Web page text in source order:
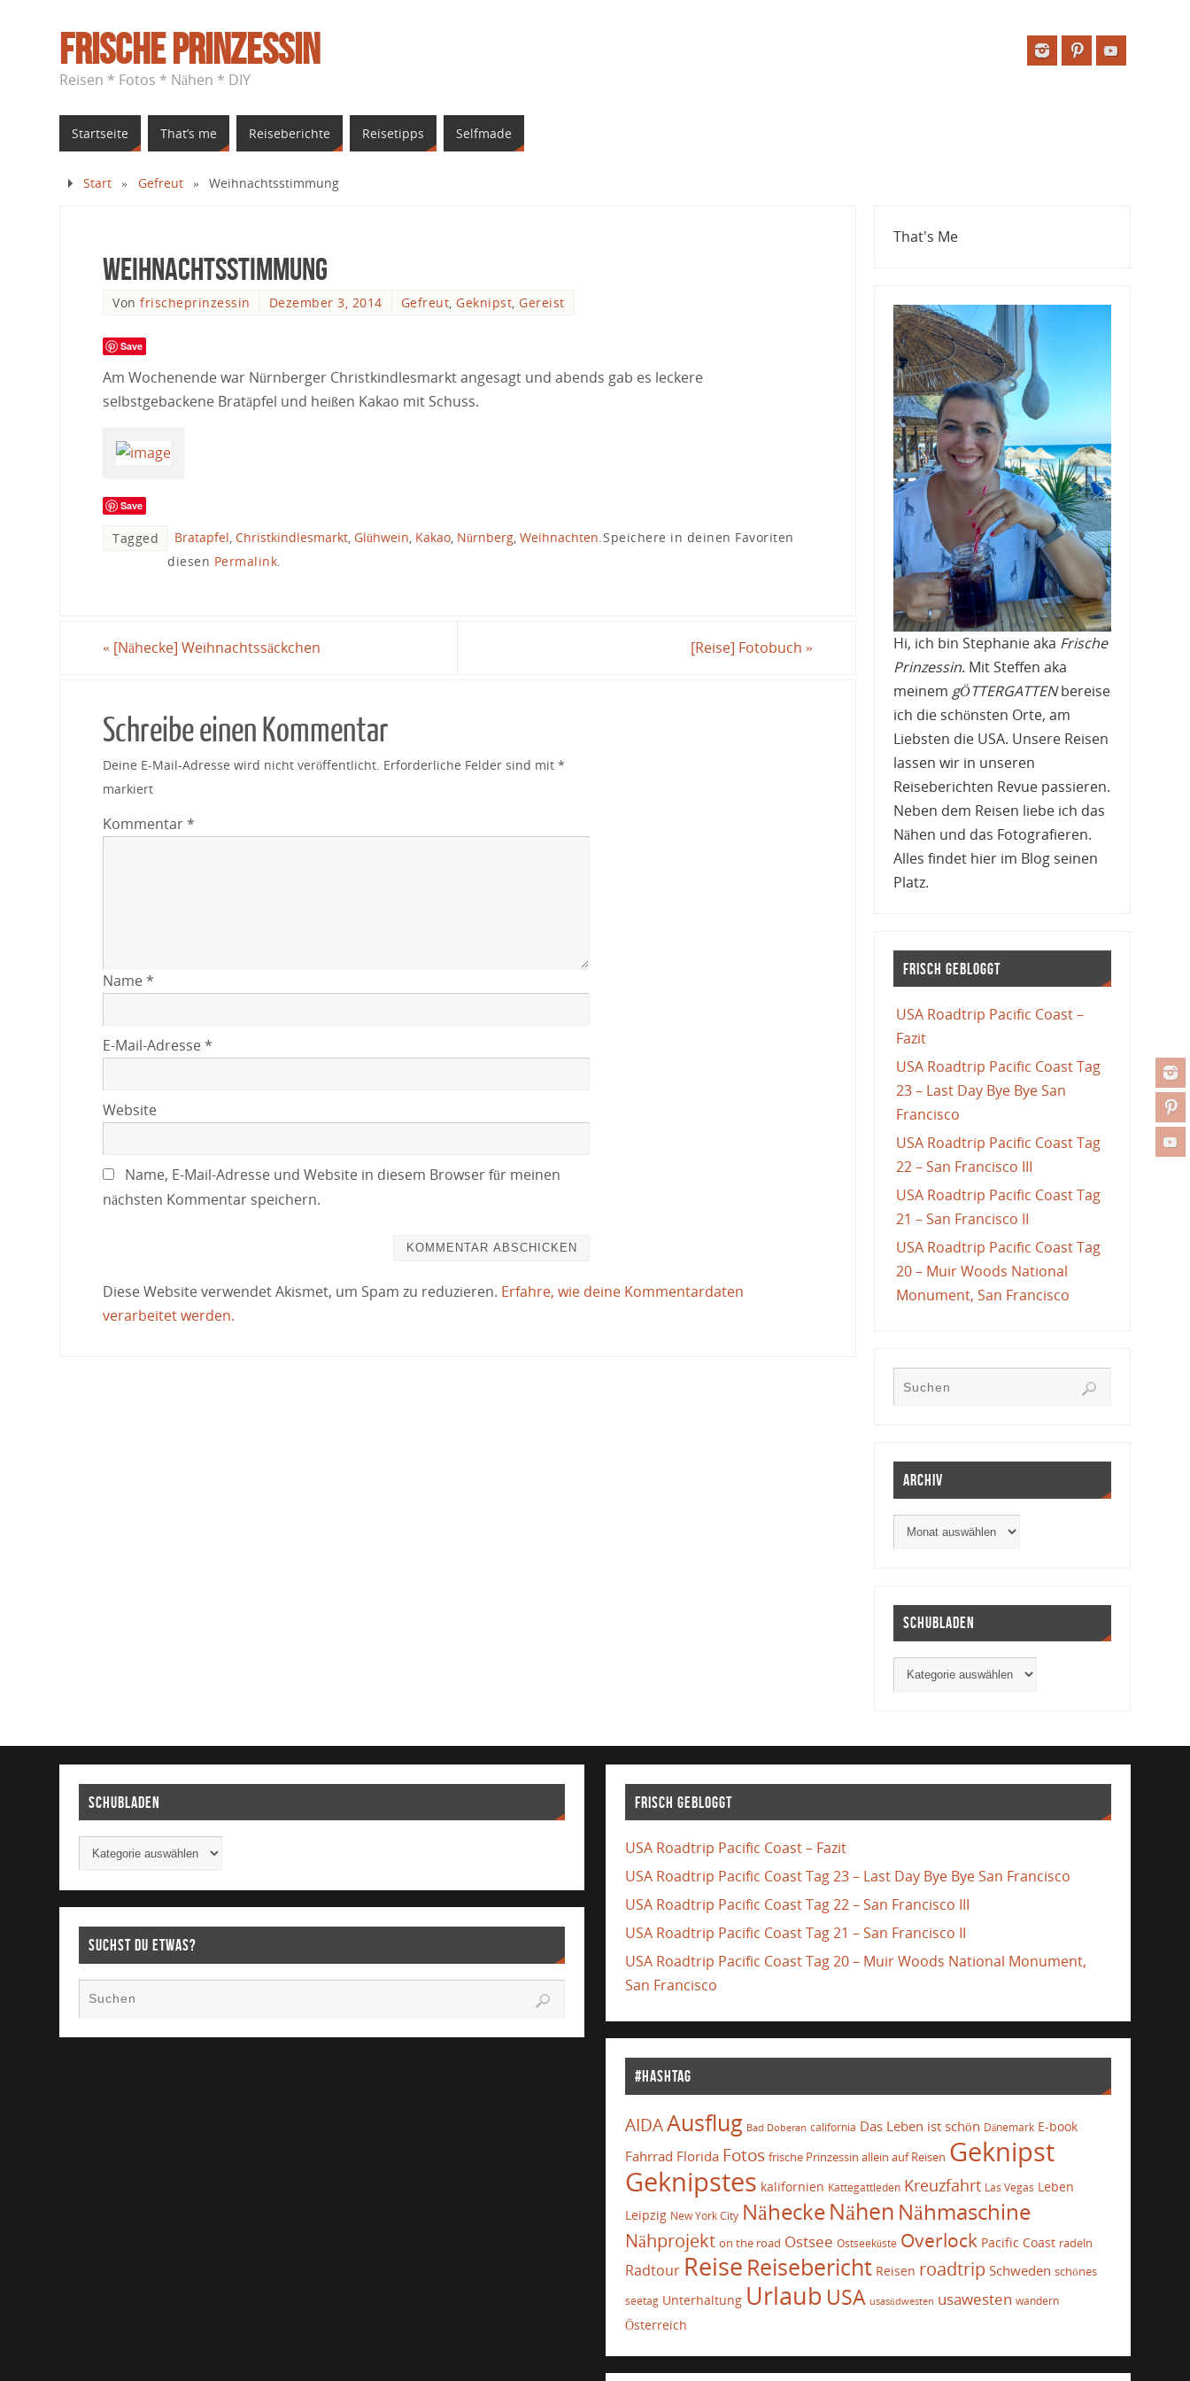
Frische Prinzessin
Reisen * Fotos * Nähen * DIY
Startseite That’s me Reiseberichte Reisetipps Selfmade
Start » Gefreut » Weihnachtsstimmung
Weihnachtsstimmung
Von frischeprinzessin Dezember 3, 2014 Gefreut, Geknipst, Gereist
Save
Am Wochenende war Nürnberger Christkindlesmarkt angesagt und abends gab es leckere
selbstgebackene Bratäpfel und heißen Kakao mit Schuss.
Save
Tagged Bratapfel Christkindlesmarkt Glühwein Kakao Nürnberg Weihnachten Speichere in deinen Favoriten
diesen Permalink
« [Nähecke] Weihnachtssäckchen [Reise] Fotobuch »
Schreibe einen Kommentar
Deine E-Mail-Adresse wird nicht veröffentlicht. Erforderliche Felder sind mit *
markiert
Kommentar*
Name*
E-Mail-Adresse*
Website
Name, E-Mail-Adresse und Website in diesem Browser für meinen
nächsten Kommentar speichern.
Diese Website verwendet Akismet, um Spam zu reduzieren. Erfahre, wie deine Kommentardaten
verarbeitet werden.
That's Me
Hi, ich bin Stephanie aka Frische
Prinzessin. Mit Steffen aka
meinem gÖTTERGATTENbereise
ich die schönsten Orte, am
Liebsten die USA. Unsere Reisen
lassen wir in unseren
Reiseberichten Revue passieren.
Neben dem Reisen liebe ich das
Nähen und das Fotografieren.
Alles findet hier im Blog seinen
Platz.
Frisch gebloggt
USA Roadtrip Pacific Coast –
Fazit
USA Roadtrip Pacific Coast Tag
23 – Last Day Bye Bye San
Francisco
USA Roadtrip Pacific Coast Tag
22 – San Francisco III
USA Roadtrip Pacific Coast Tag
21 – San Francisco II
USA Roadtrip Pacific Coast Tag
20 – Muir Woods National
Monument, San Francisco
Archiv
Schubladen
Schubladen
Suchst Du etwas?
Frisch gebloggt
USA Roadtrip Pacific Coast – Fazit
USA Roadtrip Pacific Coast Tag 23 – Last Day Bye Bye San Francisco
USA Roadtrip Pacific Coast Tag 22 – San Francisco III
USA Roadtrip Pacific Coast Tag 21 – San Francisco II
USA Roadtrip Pacific Coast Tag 20 – Muir Woods National Monument,
San Francisco
#Hashtag
AIDAAusflug Bad Doberan california Das Leben ist schön Dänemark E-book
Fahrrad Florida Fotos frische Prinzessin allein auf Reisen Geknipst
Geknipstes kalifornien Kattegattleden Kreuzfahrt Las Vegas Leben
Leipzig New York City NäheckeNähen Nähmaschine
Nähprojekt on the road Ostsee Ostseeküste Overlock Pacific Coast radeln
Radtour Reise Reisebericht Reisen roadtrip Schweden schönes
seetag Unterhaltung Urlaub USA usasüdwesten usawesten wandern
Österreich